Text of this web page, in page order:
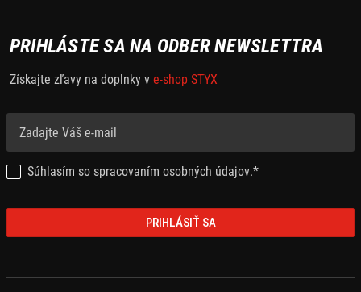
PRIHLÁSTE SA NA ODBER NEWSLETTRA
Získajte zľavy na doplnky v e-shop STYX
Súhlasím so spracovaním osobných údajov.*
PRIHLÁSIŤ SA